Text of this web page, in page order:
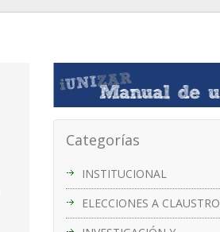
Categorías
INSTITUCIONAL
ELECCIONES A CLAUSTRO